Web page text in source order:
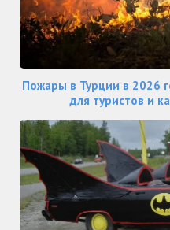
Пожары в Турции в 2026
для туристов и